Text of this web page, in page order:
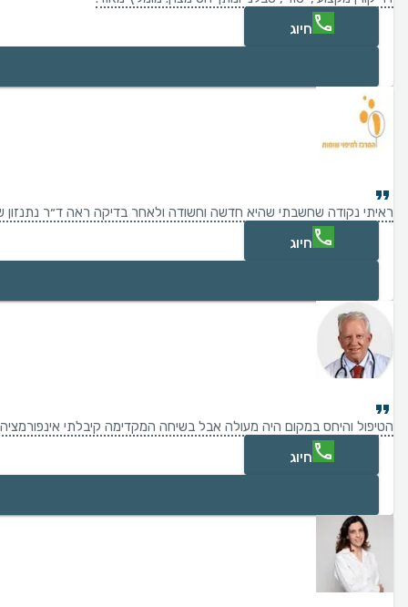
חיוג
ראיתי נקודה שחשבתי שהיא חדשה וחשודה ולאחר בדיקה ראה ד״ר נתנזון
חיוג
הטיפול והיחס במקום היה מעולה אבל בשיחה המקדימה קיבלתי
חיוג